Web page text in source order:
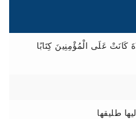
كَانَتْ عَلَى الْمُؤْمِنِينَ كِتَابًا
طليقها